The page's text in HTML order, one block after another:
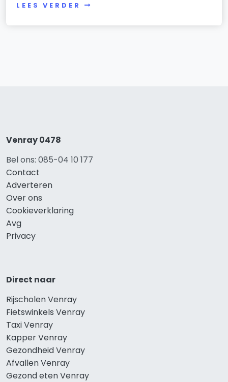
LEES VERDER
Venray 0478
Bel ons: 085-04 10 177
Contact
Adverteren
Over ons
Cookieverklaring
Avg
Privacy
Direct naar
Rijscholen Venray
Fietswinkels Venray
Taxi Venray
Kapper Venray
Gezondheid Venray
Afvallen Venray
Gezond eten Venray